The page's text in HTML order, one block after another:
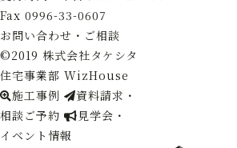
Fax 0996-33-0607
お問い合わせ・ご相談
©2019 株式会社タケシタ
住宅事業部 WizHouse
施工事例
資料請求・
相談ご予約
見学会・
イベント情報